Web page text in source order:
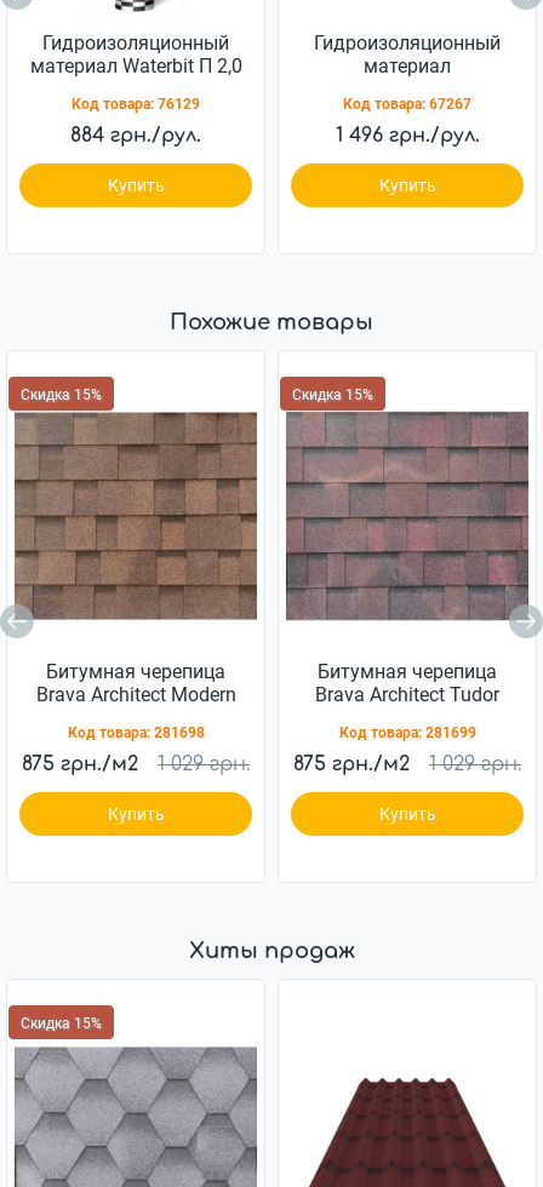
Гидроизоляционный
материал Waterbit П 2,0
Код товара: 76129
884 грн./рул.
Купить
Гидроизоляционный
материал
Код товара: 67267
1 496 грн./рул.
Купить
Похожие товары
Скидка 15%
Битумная черепица
Brava Architect Modern
Код товара: 281698
875 грн./м2 1 029 грн.
Купить
Скидка 15%
Битумная черепица
Brava Architect Tudor
Код товара: 281699
875 грн./м2 1 029 грн.
Купить
Хиты продаж
Скидка 15%